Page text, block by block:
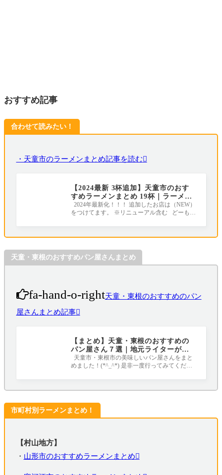
おすすめ記事
合わせて読みたい！
・天童市のラーメンまとめ記事を読む
【2024最新 3杯追加】天童市のおす
すめラーメンまとめ 19杯｜ラーメン
王国山形
2024年最新化！！！ 追加したお店は（NEW）
をつけてます。 ※リニューアル含む どーも！
天童・東根のおすすめパン屋さんまとめ
fa-hand-o-right天童・東根のおすすめのパン
屋さんまとめ記事
【まとめ】天童・東根のおすすめの
パン屋さん７選｜地元ライターがす
べて行ってみました！
天童市・東根市の美味しいパン屋さんをまと
めました！(*^_^*) 是非一度行ってみてくださ
市町村別ラーメンまとめ！
【村山地方】
・ 山形市のおすすめラーメンまとめ